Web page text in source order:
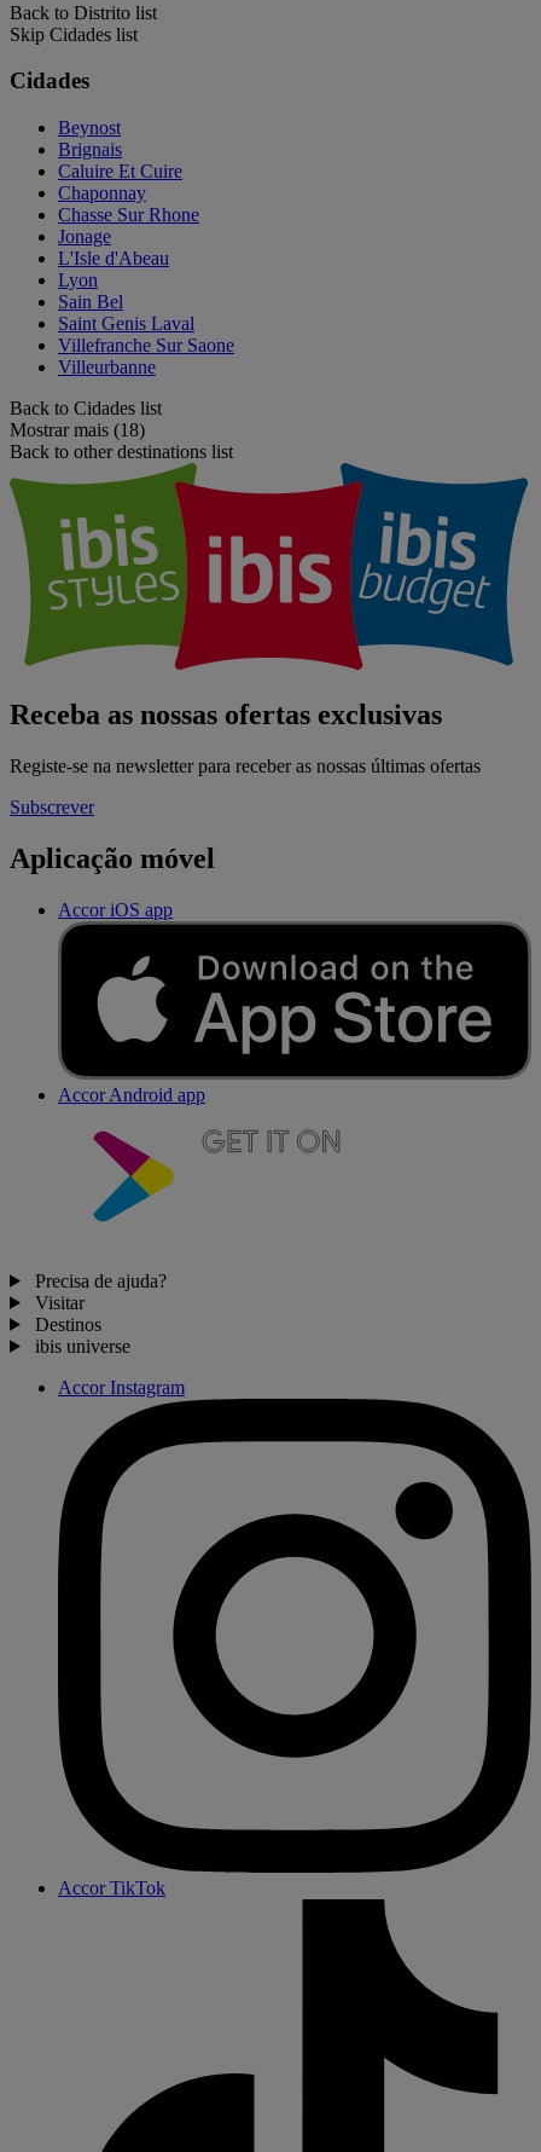
Back to Distrito list
Skip Cidades list
Cidades
Beynost
Brignais
Caluire Et Cuire
Chaponnay
Chasse Sur Rhone
Jonage
L'Isle d'Abeau
Lyon
Sain Bel
Saint Genis Laval
Villefranche Sur Saone
Villeurbanne
Back to Cidades list
Mostrar mais (18)
Back to other destinations list
Receba as nossas ofertas exclusivas
Registe-se na newsletter para receber as nossas últimas ofertas
Subscrever
Aplicação móvel
Accor iOS app
Accor Android app
Precisa de ajuda?
Visitar
Destinos
ibis universe
Accor Instagram
Accor TikTok